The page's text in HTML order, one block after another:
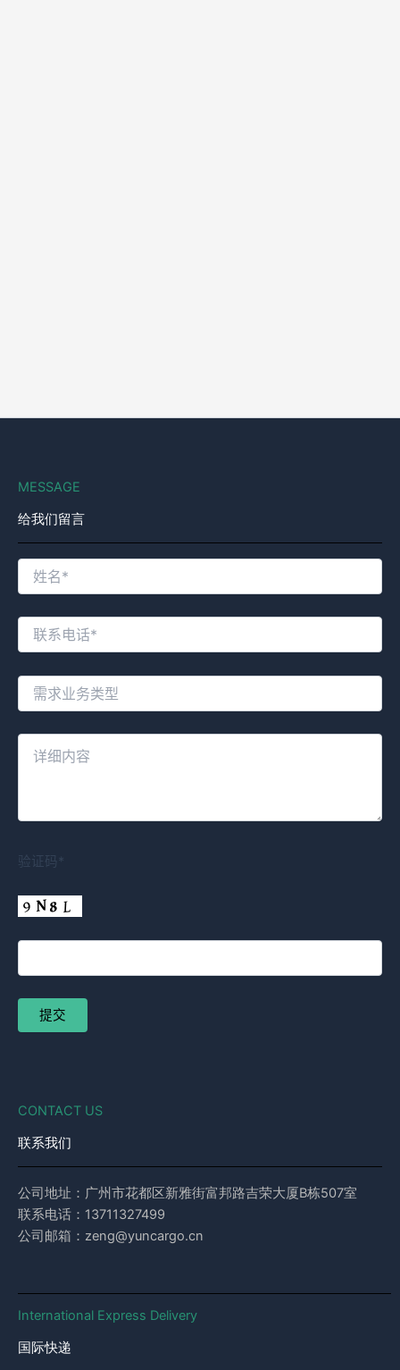
MESSAGE
给我们留言
验证码*
CONTACT US
联系我们
公司地址：广州市花都区新雅街富邦路吉荣大厦B栋507室
联系电话：13711327499
公司邮箱：zeng@yuncargo.cn
International Express Delivery
国际快递